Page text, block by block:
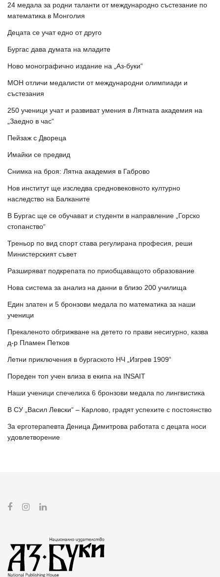
24 медала за родни таланти от международно състезание по
математика в Монголия
Децата се учат едно от друго
Бургас дава думата на младите
Ново монографично издание на „Аз-буки“
МОН отличи медалисти от международни олимпиади и
състезания
250 ученици учат и развиват умения в Лятната академия на
„Заедно в час“
Пейзаж с Двореца
Имайки се предвид
Снимка на броя: Лятна академия в Габрово
Нов институт ще изследва средновековното културно
наследство на Балканите
В Бургас ще се обучават и студенти в направление „Горско
стопанство“
Треньор по вид спорт става регулирана професия, реши
Министерският съвет
Разширяват подкрепата по приобщаващото образование
Нова система за анализ на данни в близо 200 училища
Един златен и 5 бронзови медала по математика за наши
ученици
Прекаленото обгрижване на детето го прави несигурно, казва
д-р Пламен Петков
Летни приключения в бургаското НЧ „Изгрев 1909“
Пореден топ учен влиза в екипа на INSAIT
Наши ученици спечелиха 6 бронзови медала по лингвистика
В СУ „Васил Левски“ – Карлово, градят успехите с постоянство
За ерготерапевта Деница Димитрова работата с децата носи
удовлетворение